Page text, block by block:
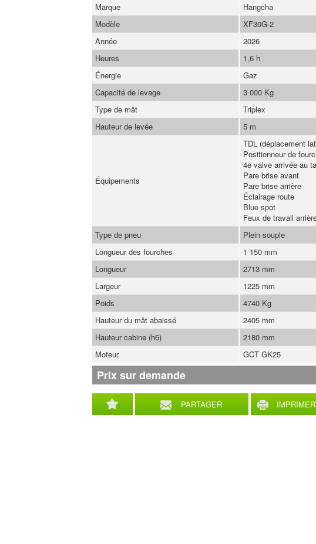
PARTAGER
Marque
Hangcha
Modèle
XF30G-2
Année
2026
Heures
1,6 h
Énergie
Gaz
Capacité de levage
3 000 Kg
Type de mât
Triplex
Hauteur de levée
5 m
Équipements
TDL (déplacement
Positionneur de
4e valve arrivée au
Pare brise avant
Pare brise arrière
Éclairage route
Blue spot
Feux de travail
Type de pneu
Plein souple
Longueur des fourches
1 150 mm
Longueur
2713 mm
Largeur
1225 mm
Poids
4740 Kg
Hauteur du mât abaissé
2405 mm
Hauteur cabine (h6)
2180 mm
Moteur
GCT GK25
Prix sur demande